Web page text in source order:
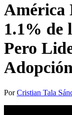
América
1.1% de
Pero
Adopción
PorCristian Tala